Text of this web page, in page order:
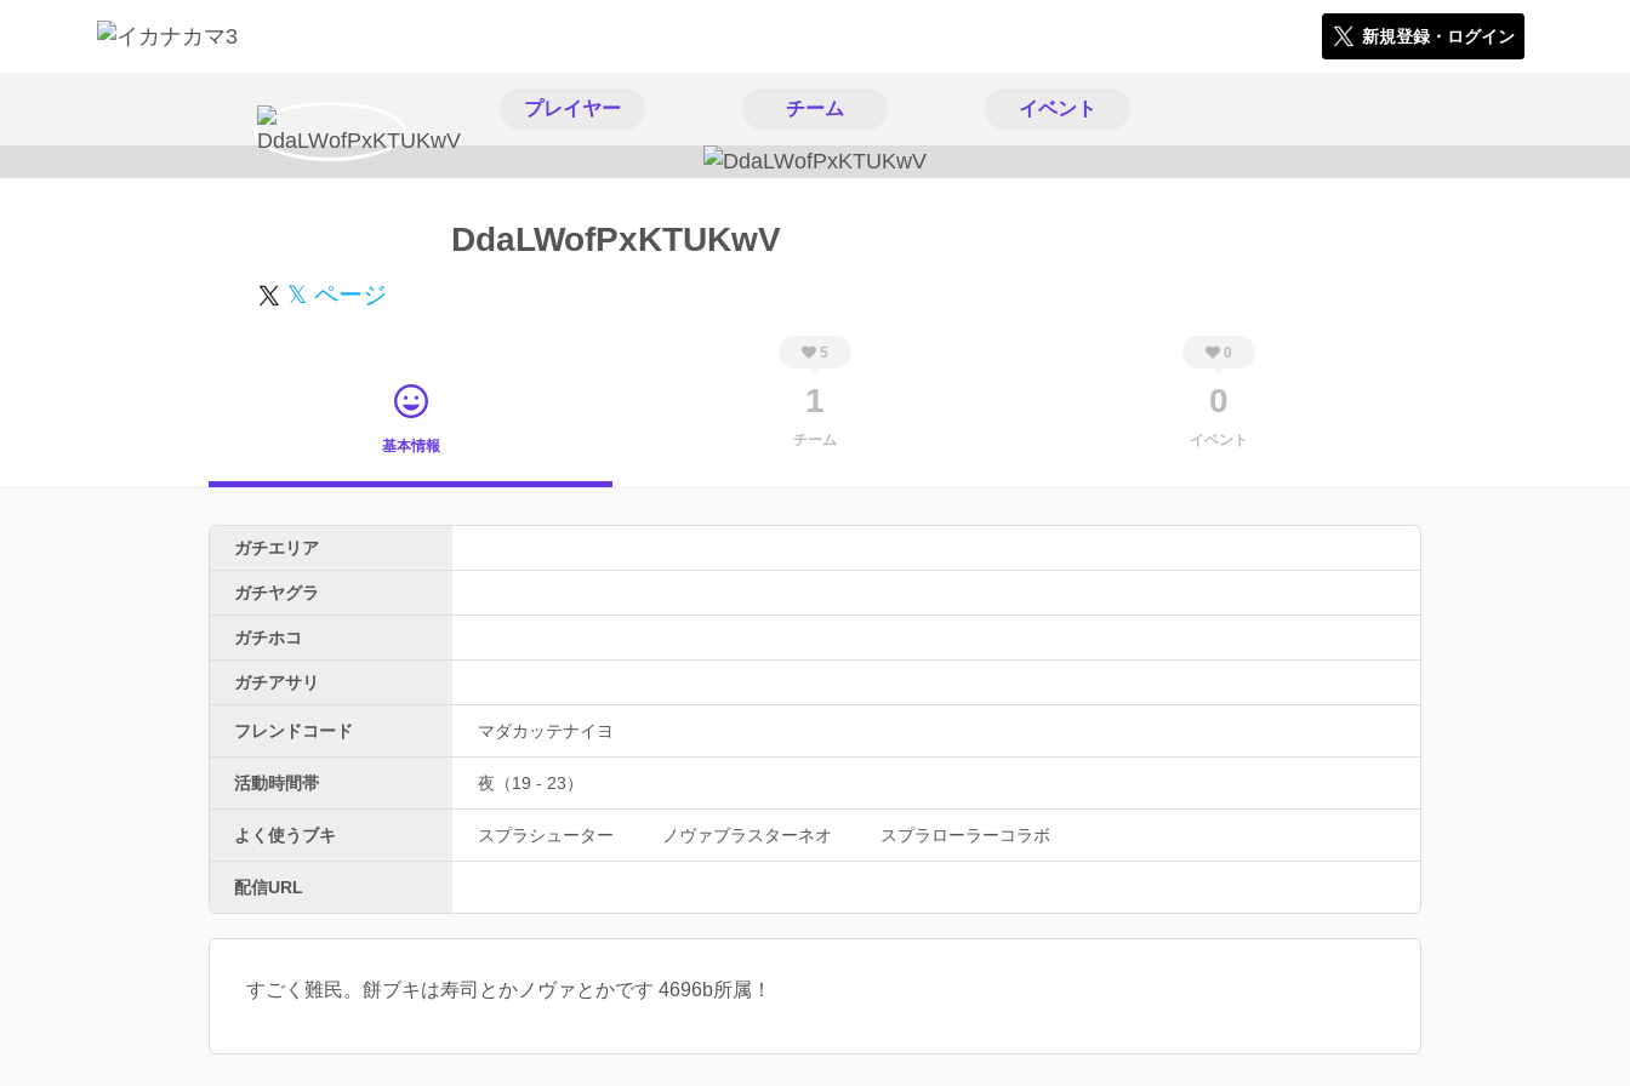
新規登録・ログイン
プレイヤー チーム イベント
DdaLWofPxKTUKwV
𝕏 ページ
基本情報
5
1
チーム
0
0
イベント
ガチエリア
ガチヤグラ
ガチホコ
ガチアサリ
フレンドコード マダカッテナイヨ
活動時間帯 夜（19 - 23）
よく使うブキ スプラシューター ノヴァブラスターネオ スプラローラーコラボ
配信URL
すごく難民。餅ブキは寿司とかノヴァとかです 4696b所属！